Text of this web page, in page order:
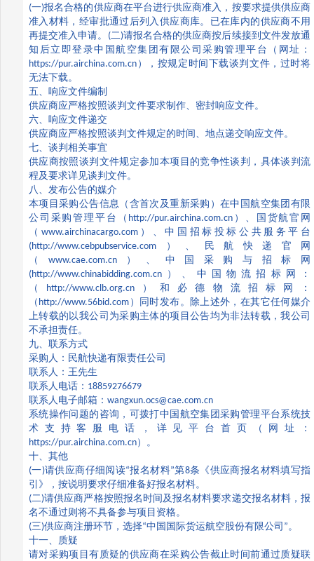
(一)报名合格的供应商在平台进行供应商准入，按要求提供供应商
准入材料，经审批通过后列入供应商库。已在库内的供应商不用
再提交准入申请。 (二)请报名合格的供应商按后续接到文件发放通
知后立即登录中国航空集团有限公司采购管理平台（网址：
https://pur.airchina.com.cn ），按规定时间下载谈判文件，过时将
无法下载。
五、响应文件编制
供应商应严格按照谈判文件要求制作、密封响应文件。
六、响应文件递交
供应商应严格按照谈判文件规定的时间、地点递交响应文件。
七、谈判相关事宜
供应商按照谈判文件规定参加本项目的竞争性谈判，具体谈判流
程及要求详见谈判文件。
八、发布公告的媒介
本项目采购公告信息（含首次及重新采购）在中国航空集团有限
公司采购管理平台（ http://pur.airchina.com.cn ）、国货航官网
（ www.airchinacargo.com）、中国招标投标公共服务平台
(http://www.cebpubservice.com ）、民航快递官网
（ www.cae.com.cn）、中国采购与招标网
(http://www.chinabidding.com.cn ）、中国物流招标网：
（ http://www.clb.org.cn ）和必德物流招标网：
（ http://www.56bid.com ）同时发布。除上述外，在其它任何媒介
上转载的以我公司为采购主体的项目公告均为非法转载，我公司
不承担责任。
九、联系方式
采购人：民航快递有限责任公司
联系人：王先生
联系人电话： 18859276679
联系人电子邮箱： wangxun.ocs@cae.com.cn
系统操作问题的咨询，可拨打中国航空集团采购管理平台系统技
术支持客服电话，详见平台首页（网址：
https://pur.airchina.com.cn）。
十、其他
(一)请供应商仔细阅读“报名材料”第8条《供应商报名材料填写指
引》，按说明要求仔细准备好报名材料。
(二)请供应商严格按照报名时间及报名材料要求递交报名材料，报
名不通过则将不具备参与项目资格。
(三)供应商注册环节，选择“中国国际货运航空股份有限公司 ”。
十一、质疑
请对采购项目有质疑的供应商在采购公告截止时间前通过质疑联